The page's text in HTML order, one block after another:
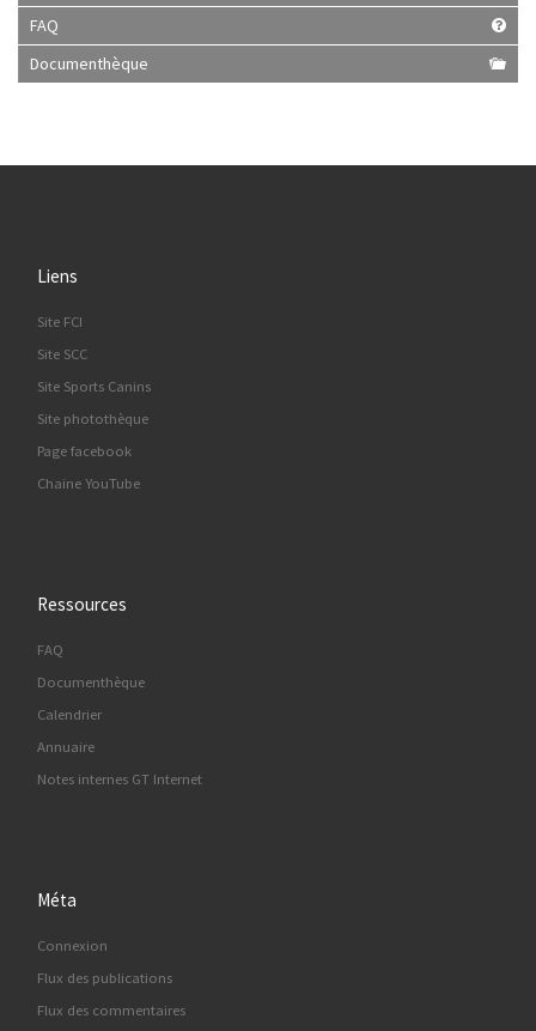
FAQ
Documenthèque
Liens
Site FCI
Site SCC
Site Sports Canins
Site photothèque
Page facebook
Chaine YouTube
Ressources
FAQ
Documenthèque
Calendrier
Annuaire
Notes internes GT Internet
Méta
Connexion
Flux des publications
Flux des commentaires